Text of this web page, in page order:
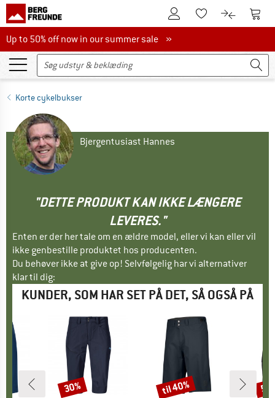
Til kundekontoenTil huskesedlen.
Til Til
Up to 50% off now in our summer sale
Up to 50% off now in our summer sale »
Korte cykelbukser
Bjergentusiast Hannes
"DETTE PRODUKT KAN IKKE LÆNGERE
LEVERES."
Enten er der her tale om en ældre model, eller vi kan eller vil
ikke genbestille produktet hos producenten.
Du behøver ikke at give op! Selvfølgelig har vi alternativer
klar til dig:
KUNDER, SOM HAR SET PÅ DET, SÅ OGSÅ PÅ
Rabat
30% Rabat
til 40%